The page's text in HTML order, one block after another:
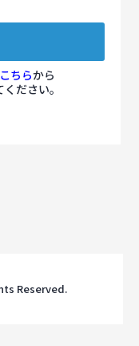
こちらから
ださい。
Reserved.